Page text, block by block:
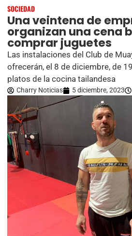
SOCIEDAD
Una veintena de
organizan una cena
comprar juguetes
Las instalaciones del Club de
ofrecerán, el 8 de diciembre, de
platos de la cocina tailandesa
Charry Noticias 5 diciembre, 2023